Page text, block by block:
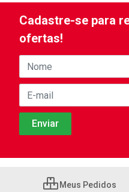
Cadastre-se para
ofertas!
Meus Pedidos